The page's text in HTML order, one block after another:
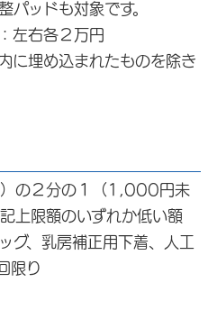
パッドも対象です。
左右各２万円
に埋め込まれたものを除き
の２分の１（1,000円未
上限額のいずれか低い額
グ、乳房補正用下着、人工
限り